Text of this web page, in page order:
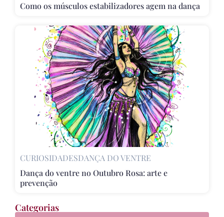
Como os músculos estabilizadores agem na dança
CURIOSIDADESDANÇA DO VENTRE
Dança do ventre no Outubro Rosa: arte e
prevenção
Categorias